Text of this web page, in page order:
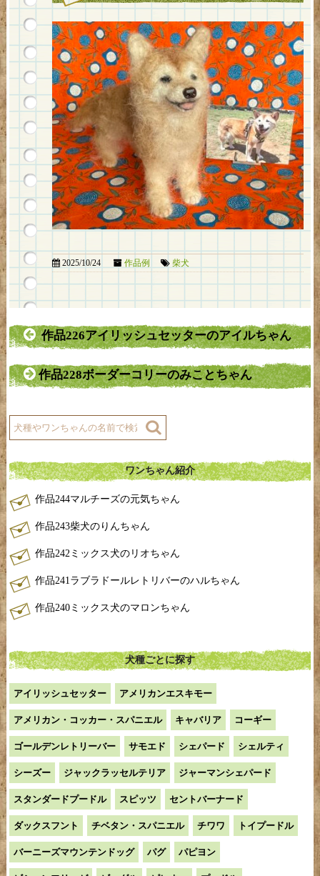
2025/10/24 作品例 柴犬
作品226アイリッシュセッターのアイルちゃん
作品228ボーダーコリーのみことちゃん
ワンちゃん紹介
作品244マルチーズの元気ちゃん
作品243柴犬のりんちゃん
作品242ミックス犬のリオちゃん
作品241ラブラドールレトリバーのハルちゃん
作品240ミックス犬のマロンちゃん
犬種ごとに探す
アイリッシュセッター アメリカンエスキモー
アメリカン・コッカー・スパニエル キャバリア コーギー
ゴールデンレトリーバー サモエド シェパード シェルティ
シーズー ジャックラッセルテリア ジャーマンシェパード
スタンダードプードル スピッツ セントバーナード
ダックスフント チベタン・スパニエル チワワ トイプードル
バーニーズマウンテンドッグ パグ パピヨン